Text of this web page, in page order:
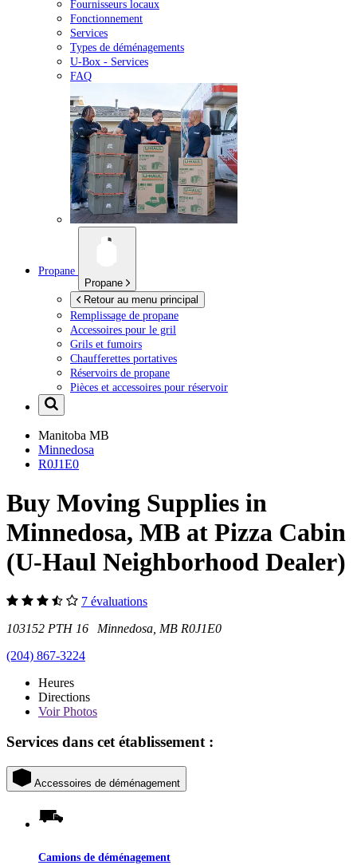
Fournisseurs locaux
Fonctionnement
Services
Types de déménagements
U-Box - Services
FAQ
Propane
Propane
Retour au menu principal
Remplissage de propane
Accessoires pour le gril
Grils et fumoirs
Chaufferettes portatives
Réservoirs de propane
Pièces et accessoires pour réservoir
Manitoba MB
Minnedosa
R0J1E0
Buy Moving Supplies in
Minnedosa, MB at Pizza Cabin
(U-Haul Neighborhood Dealer)
7 évaluations
103152 PTH 16 Minnedosa, MB R0J1E0
(204) 867-3224
Heures
Directions
VoirPhotos
Services dans cet établissement :
Accessoires de déménagement
Camions de déménagement